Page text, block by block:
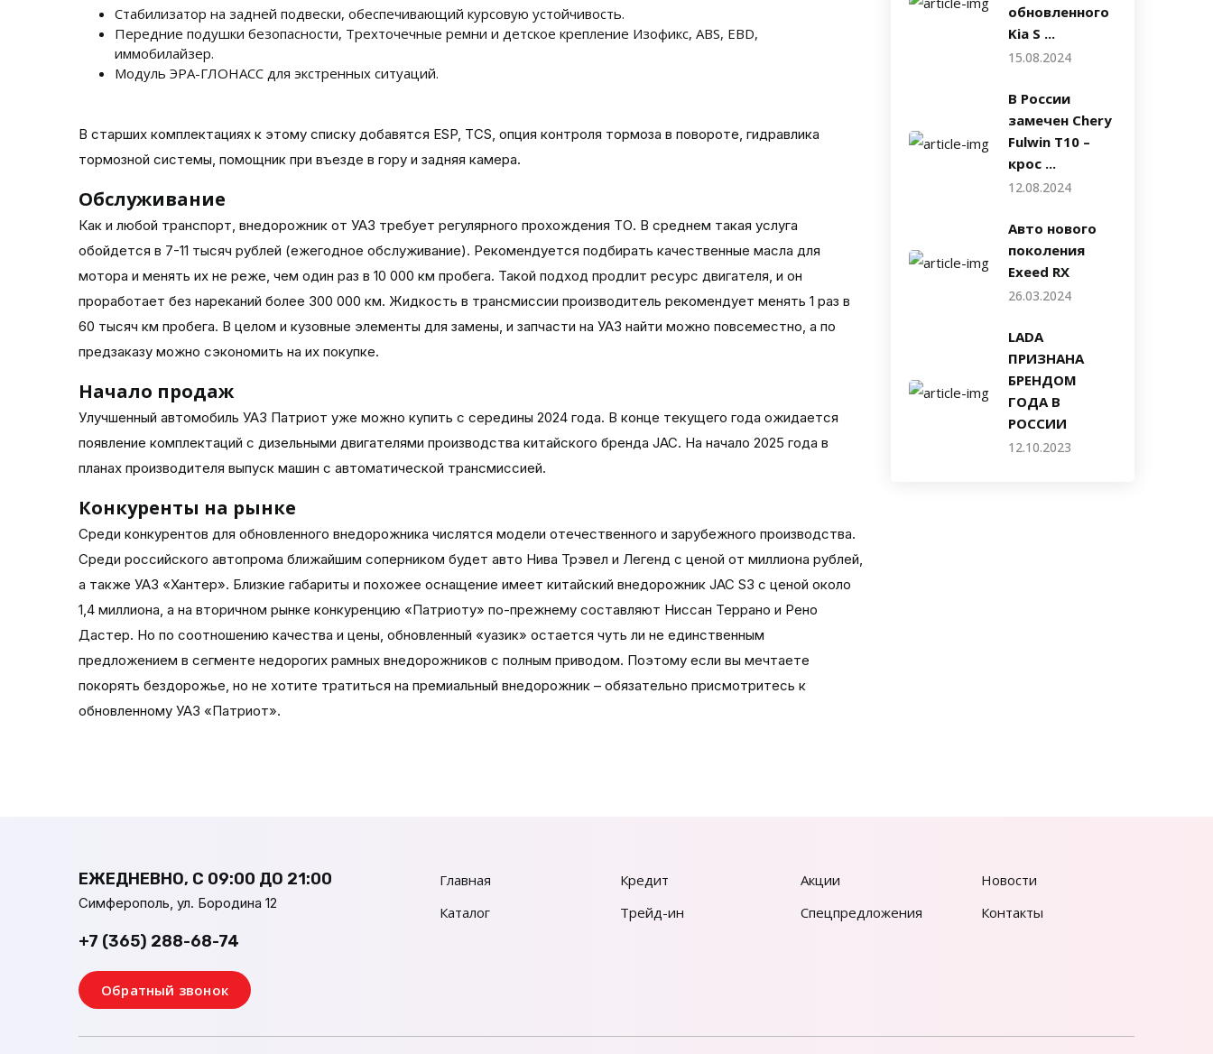
Стабилизатор на задней подвески, обеспечивающий курсовую устойчивость.
Передние подушки безопасности, Трехточечные ремни и детское крепление Изофикс, ABS, EBD,
иммобилайзер.
Модуль ЭРА-ГЛОНАСС для экстренных ситуаций.
В старших комплектациях к этому списку добавятся ESP, TCS, опция контроля тормоза в повороте, гидравлика
тормозной системы, помощник при въезде в гору и задняя камера.
Обслуживание
Как и любой транспорт, внедорожник от УАЗ требует регулярного прохождения ТО. В среднем такая услуга
обойдется в 7-11 тысяч рублей (ежегодное обслуживание). Рекомендуется подбирать качественные масла для
мотора и менять их не реже, чем один раз в 10 000 км пробега. Такой подход продлит ресурс двигателя, и он
проработает без нареканий более 300 000 км. Жидкость в трансмиссии производитель рекомендует менять 1 раз в
60 тысяч км пробега. В целом и кузовные элементы для замены, и запчасти на УАЗ найти можно повсеместно, а по
предзаказу можно сэкономить на их покупке.
Начало продаж
Улучшенный автомобиль УАЗ Патриот уже можно купить с середины 2024 года. В конце текущего года ожидается
появление комплектаций с дизельными двигателями производства китайского бренда JAC. На начало 2025 года в
планах производителя выпуск машин с автоматической трансмиссией.
Конкуренты на рынке
Среди конкурентов для обновленного внедорожника числятся модели отечественного и зарубежного производства.
Среди российского автопрома ближайшим соперником будет авто Нива Трэвел и Легенд с ценой от миллиона рублей,
а также УАЗ «Хантер». Близкие габариты и похожее оснащение имеет китайский внедорожник JAC S3 с ценой около
1,4 миллиона, а на вторичном рынке конкуренцию «Патриоту» по-прежнему составляют Ниссан Террано и Рено
Дастер. Но по соотношению качества и цены, обновленный «уазик» остается чуть ли не единственным
предложением в сегменте недорогих рамных внедорожников с полным приводом. Поэтому если вы мечтаете
покорять бездорожье, но не хотите тратиться на премиальный внедорожник – обязательно присмотритесь к
обновленному УАЗ «Патриот».
обновленного
Kia S ...
15.08.2024
В России
замечен Chery
Fulwin T10 –
крос ...
12.08.2024
Авто нового
поколения
Exeed RX
26.03.2024
LADA
ПРИЗНАНА
БРЕНДОМ
ГОДА В
РОССИИ
12.10.2023
ЕЖЕДНЕВНО, С 09:00 ДО 21:00
Симферополь, ул. Бородина 12
+7 (365) 288-68-74
Обратный звонок
Главная
Каталог
Кредит
Трейд-ин
Акции
Спецпредложения
Новости
Контакты